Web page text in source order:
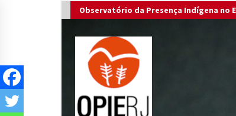
to
Observatório da Presença Indígena no